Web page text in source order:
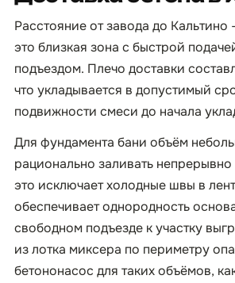
Расстояние от завода до Кальтино
это близкая зона с быстрой
подъездом. Плечо доставки
что укладывается в допустимый
подвижности смеси до начала
Для фундамента бани объём
рационально заливать
это исключает холодные швы в
обеспечивает однородность
свободном подъезде к участку
из лотка миксера по периметру
бетононасос для таких объёмов,